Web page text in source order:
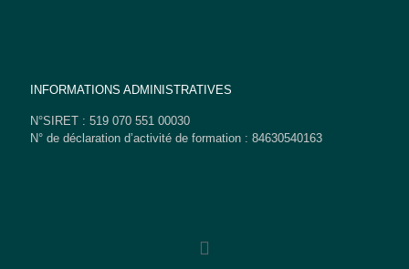
INFORMATIONS ADMINISTRATIVES
N°SIRET : 519 070 551 00030
N° de déclaration d’activité de formation : 84630540163